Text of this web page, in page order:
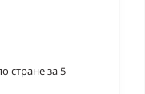
стране за 5